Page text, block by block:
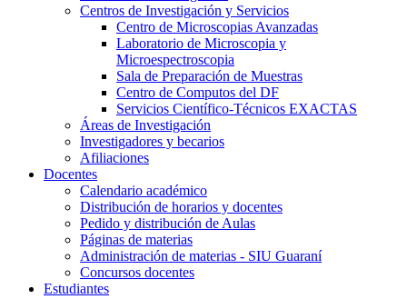
Centros de Investigación y Servicios
Centro de Microscopias Avanzadas
Laboratorio de Microscopia y
Microespectroscopia
Sala de Preparación de Muestras
Centro de Computos del DF
Servicios Científico-Técnicos EXACTAS
Áreas de Investigación
Investigadores y becarios
Afiliaciones
Docentes
Calendario académico
Distribución de horarios y docentes
Pedido y distribución de Aulas
Páginas de materias
Administración de materias - SIU Guaraní
Concursos docentes
Estudiantes